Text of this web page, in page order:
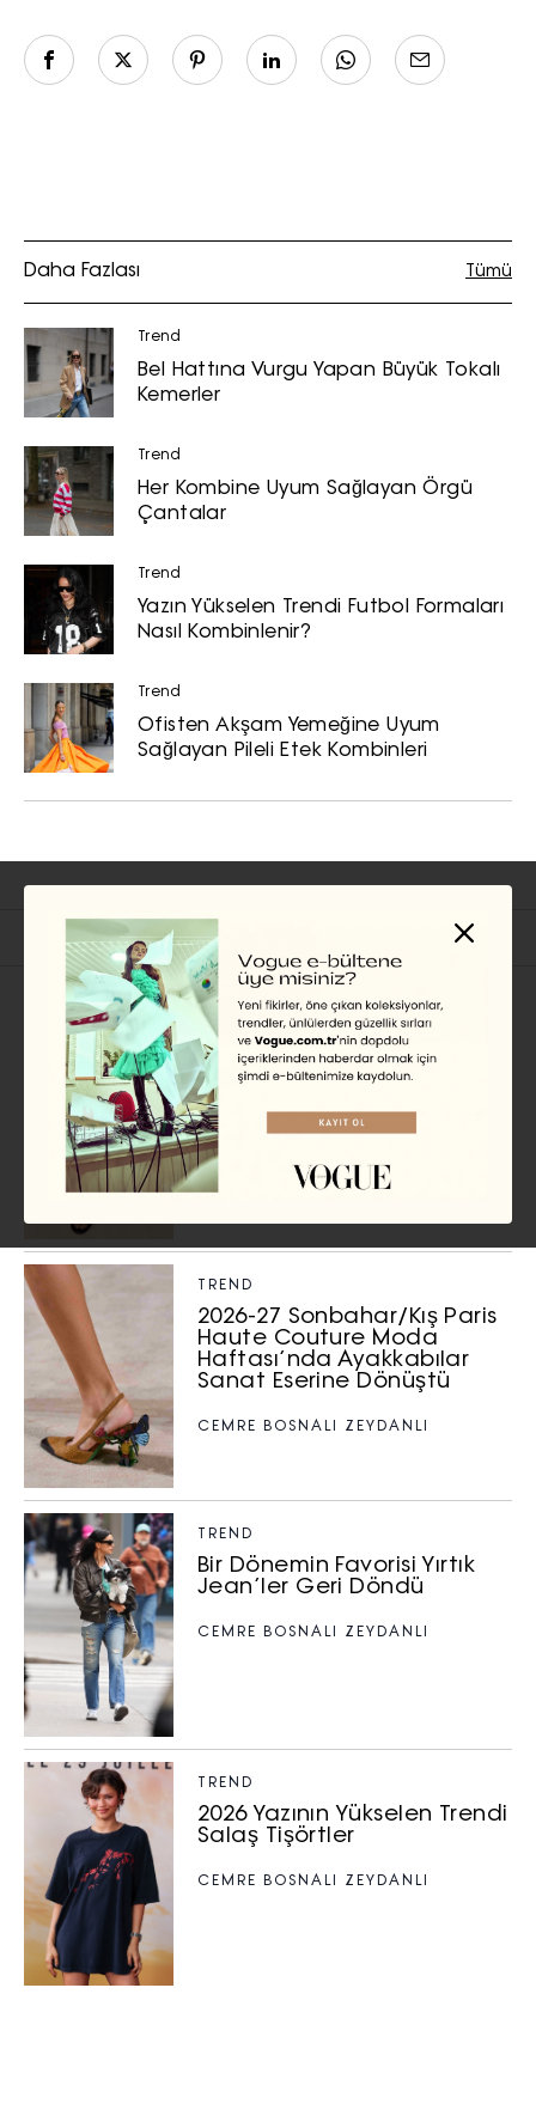
Daha Fazlası Tümü
Trend
Bel Hattına Vurgu Yapan Büyük Tokalı
Kemerler
Trend
Her Kombine Uyum Sağlayan Örgü
Çantalar
Trend
Yazın Yükselen Trendi Futbol Formaları
Nasıl Kombinlenir?
Trend
Ofisten Akşam Yemeğine Uyum
Sağlayan Pileli Etek Kombinleri
İlgili Başlıklar
TREND
Büzgü Detaylarıyla Öne
Çıkan Elbiseler Bu Yazın
Favorisi
CEMRE BOSNALI ZEYDANLI
TREND
2026-27 Sonbahar/Kış Paris
Haute Couture Moda
Haftası’nda Ayakkabılar
Sanat Eserine Dönüştü
CEMRE BOSNALI ZEYDANLI
TREND
Bir Dönemin Favorisi Yırtık
Jean’ler Geri Döndü
CEMRE BOSNALI ZEYDANLI
TREND
2026 Yazının Yükselen Trendi
Salaş Tişörtler
CEMRE BOSNALI ZEYDANLI